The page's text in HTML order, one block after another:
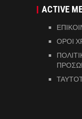
ACTIVE
ΟΡΟΙ